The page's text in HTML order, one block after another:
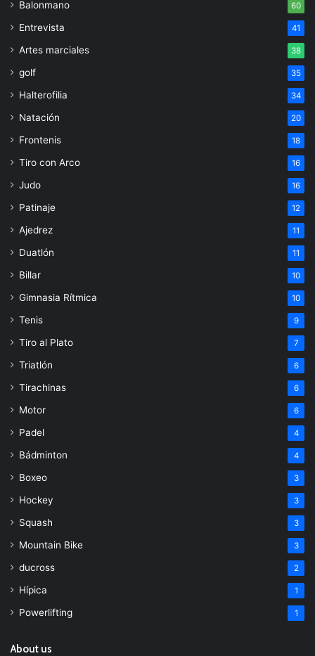
Balonmano 60
Entrevista 41
Artes marciales 38
golf 35
Halterofilia 34
Natación 20
Frontenis 18
Tiro con Arco 16
Judo 16
Patinaje 12
Ajedrez 11
Duatlón 11
Billar 10
Gimnasia Rítmica 10
Tenis 9
Tiro al Plato 7
Triatlón 6
Tirachinas 6
Motor 6
Padel 4
Bádminton 4
Boxeo 3
Hockey 3
Squash 3
Mountain Bike 3
ducross 2
Hípica 1
Powerlifting 1
About us